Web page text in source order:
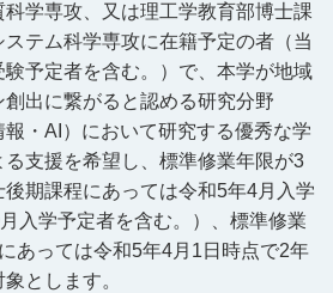
学専攻、又は理工学教育部博士課
テム科学専攻に在籍予定の者（当
予定者を含む。）で、本学が地域
出に繋がると認める研究分野
報・AI）において研究する優秀な学
支援を希望し、標準修業年限が3
期課程にあっては令和5年4月入学
入学予定者を含む。）、標準修業
あっては令和5年4月1日時点で2年
とします。